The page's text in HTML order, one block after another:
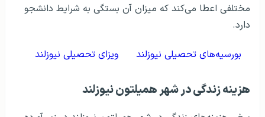
مختلفی اعطا می‌کند که میزان آن بستگی به شرایط دانشجو
دارد.
بورسیه‌های تحصیلی نیوزلند ویزای تحصیلی نیوزلند
هزینه زندگی در شهر همیلتون نیوزلند